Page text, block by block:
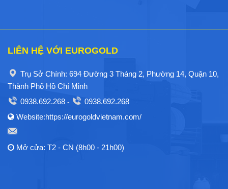
LIÊN HỆ VỚI EUROGOLD
Trụ Sở Chính: 694 Đường 3 Tháng 2, Phường 14, Quận 10,
Thành Phố Hồ Chí Minh
0938.692.268 -
0938.692.268
Website:https://eurogoldvietnam.com/
Mở cửa: T2 - CN (8h00 - 21h00)